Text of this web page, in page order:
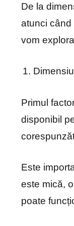
De la
atunci când
vom
Primul
disponibil
Este
este mică,
poate